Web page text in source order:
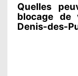
Quelles
blocage de
Denis-des-